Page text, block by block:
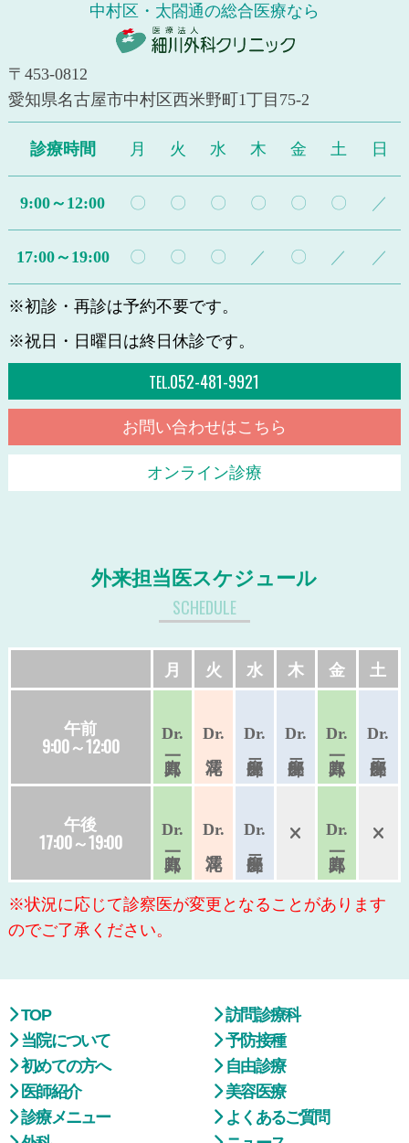
中村区・太閤通の総合医療なら
〒453-0812
愛知県名古屋市中村区西米野町1丁目75-2
診療時間 月 火 水 木 金 土 日
9:00～12:00 〇 〇 〇 〇 〇 〇 ／
17:00～19:00 〇 〇 〇 ／ 〇 ／ ／
※初診・再診は予約不要です。
※祝日・日曜日は終日休診です。
TEL.052-481-9921
お問い合わせはこちら
オンライン診療
外来担当医スケジュール
SCHEDULE
月 火 水 木 金 土
午前
9:00～12:00
Dr. Dr. Dr. Dr. Dr. Dr.
午後
17:00～19:00
Dr. Dr. Dr. Dr.
※状況に応じて診察医が変更となることがあります
のでご了承ください。
TOP
当院について
初めての方へ
医師紹介
診療メニュー
訪問診療科
予防接種
自由診療
美容医療
よくあるご質問